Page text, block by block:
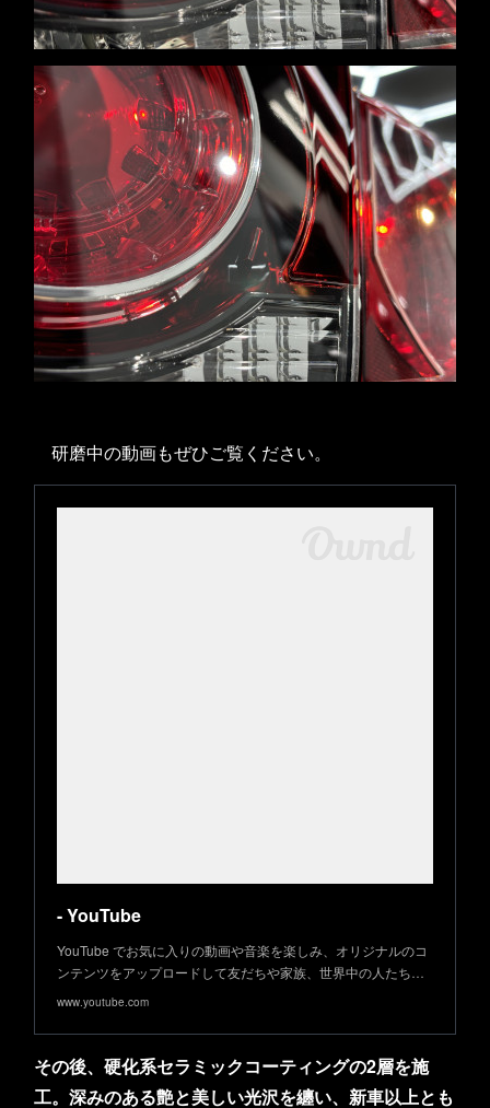
研磨中の動画もぜひご覧ください。
- YouTube
YouTube でお気に入りの動画や音楽を楽しみ、オリジナルのコ
ンテンツをアップロードして友だちや家族、世界中の人たち…
www.youtube.com
その後、硬化系セラミックコーティングの2層を施
工。深みのある艶と美しい光沢を纏い、新車以上とも